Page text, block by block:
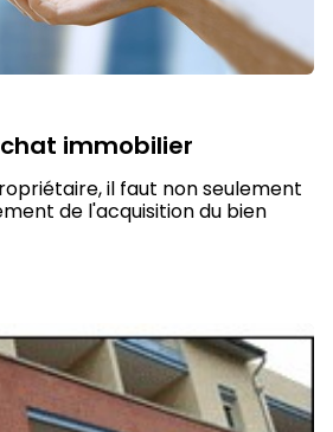
immobilier
il faut non seulement
de l'acquisition du bien